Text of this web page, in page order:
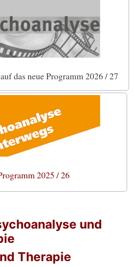
das neue Programm 2026 / 27
2025 / 26
und
Therapie